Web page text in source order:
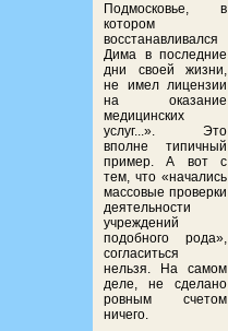
Подмосковье, в
котором
восстанавливался
Дима в последние
дни своей жизни,
не имел лицензии
на оказание
медицинских
услуг...». Это
вполне типичный
пример. А вот с
тем, что «начались
массовые проверки
деятельности
учреждений
подобного рода»,
согласиться
нельзя. На самом
деле, не сделано
ровным счетом
ничего.